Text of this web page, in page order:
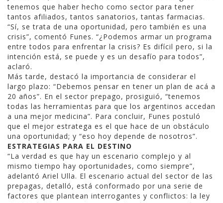
tenemos que haber hecho como sector para tener
tantos afiliados, tantos sanatorios, tantas farmacias.
“Sí, se trata de una oportunidad, pero también es una
crisis”, comentó Funes. “¿Podemos armar un programa
entre todos para enfrentar la crisis? Es difícil pero, si la
intención está, se puede y es un desafío para todos”,
aclaró.
Más tarde, destacó la importancia de considerar el
largo plazo: “Debemos pensar en tener un plan de acá a
20 años”. En el sector prepago, prosiguió, “tenemos
todas las herramientas para que los argentinos accedan
a una mejor medicina”. Para concluir, Funes postuló
que el mejor estratega es el que hace de un obstáculo
una oportunidad; y “eso hoy depende de nosotros”.
ESTRATEGIAS PARA EL DESTINO
“La verdad es que hay un escenario complejo y al
mismo tiempo hay oportunidades, como siempre”,
adelantó Ariel Ulla. El escenario actual del sector de las
prepagas, detalló, está conformado por una serie de
factores que plantean interrogantes y conflictos: la ley